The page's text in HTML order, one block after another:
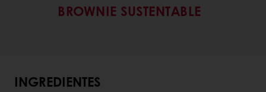
BROWNIE SUSTENTABLE
INGREDIENTES